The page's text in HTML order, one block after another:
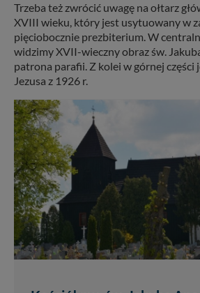
Trzeba też zwrócić uwagę na ołtarz
XVIII wieku, który jest usytuowany w
pięciobocznie prezbiterium. W
widzimy XVII-wieczny obraz św.
patrona parafii. Z kolei w górnej części
Jezusa z 1926 r.